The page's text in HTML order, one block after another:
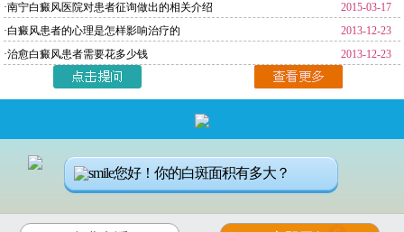
·南宁白癜风医院对患者征询做出的相关介绍
2015-03-17
·白癜风患者的心理是怎样影响治疗的
2013-12-23
·治愈白癜风患者需要花多少钱
2013-12-23
免费通话
咨询电话：4001190776
您好！你的白斑面积有多大？